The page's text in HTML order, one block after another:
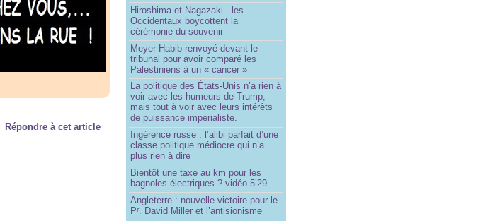
Répondre à cet article
Hiroshima et Nagazaki - les
Occidentaux boycottent la
cérémonie du souvenir
Meyer Habib renvoyé devant le
tribunal pour avoir comparé les
Palestiniens à un « cancer »
La politique des États-Unis n’a rien à
voir avec les humeurs de Trump,
mais tout à voir avec leurs intérêts
de puissance impérialiste.
Ingérence russe : l’alibi parfait d’une
classe politique médiocre qui n’a
plus rien à dire
Bientôt une taxe au km pour les
bagnoles électriques ? vidéo 5’29
Angleterre : nouvelle victoire pour le
Pr
. David Miller et l’antisionisme